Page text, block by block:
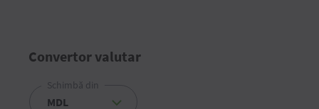
Convertor valutar
Schimbă din